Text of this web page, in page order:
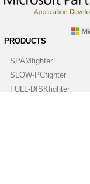
PRODUCTS
SPAMfighter
SLOW-PCfighter
FULL-DISKfighter